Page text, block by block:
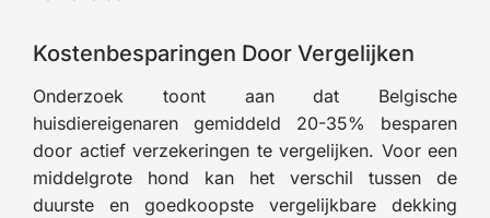
Kostenbesparingen Door Vergelijken
Onderzoek toont aan dat Belgische
huisdiereigenaren gemiddeld 20-35% besparen
door actief verzekeringen te vergelijken. Voor een
middelgrote hond kan het verschil tussen de
duurste en goedkoopste vergelijkbare dekking